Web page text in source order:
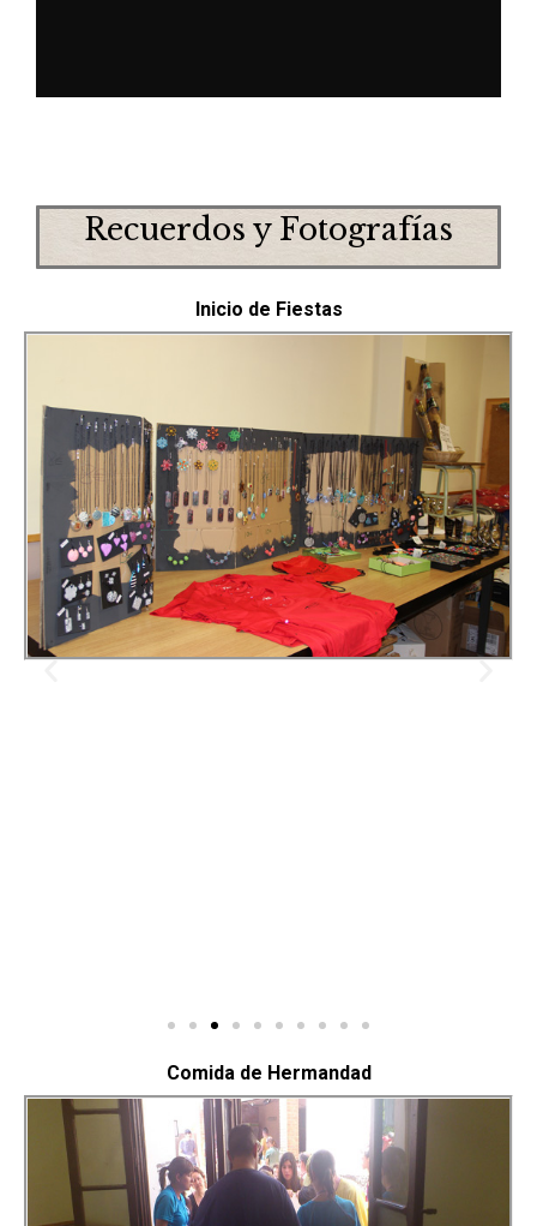
Recuerdos y Fotografías
Inicio de Fiestas
Comida de Hermandad